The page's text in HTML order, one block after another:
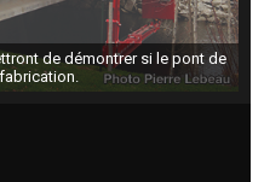
de démontrer si le pont de